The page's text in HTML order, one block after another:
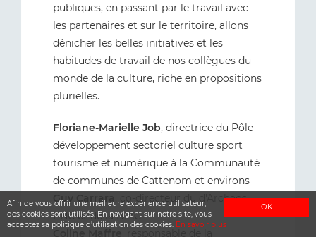
OK
Afin de vous offrir une meilleure expérience utilisateur,
des cookies sont utilisés. En navigant sur notre site, vous
acceptez sa politique d'utilisation des cookies. En savoir plus
publiques, en passant par le travail avec
les partenaires et sur le territoire, allons
dénicher les belles initiatives et les
habitudes de travail de nos collègues du
monde de la culture, riche en propositions
plurielles.
Floriane-Marielle Job, directrice du Pôle
développement sectoriel culture sport
tourisme et numérique à la Communauté
de communes de Cattenom et environs
Guy Carrara
, co-directeur du d'Archaos
PNC et de la BIAC